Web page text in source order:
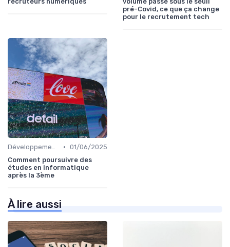
pré-Covid, ce que ça change
pour le recrutement tech
Développement des Compétences Digitales • 01/06/2025
Comment poursuivre des
études en informatique
après la 3ème
À lire aussi